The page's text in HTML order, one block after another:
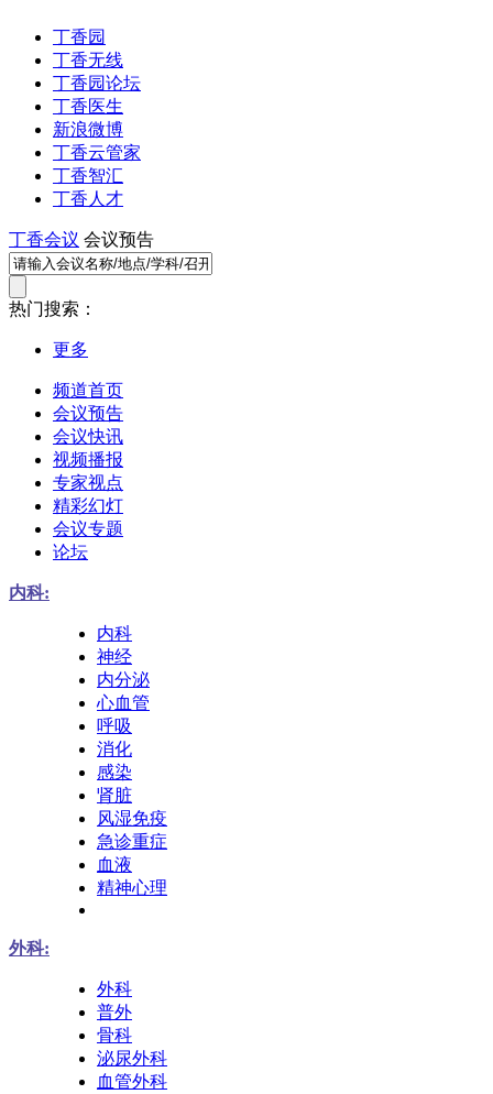
丁香园
丁香无线
丁香园论坛
丁香医生
新浪微博
丁香云管家
丁香智汇
丁香人才
丁香会议 会议预告
热门搜索：
更多
频道首页
会议预告
会议快讯
视频播报
专家视点
精彩幻灯
会议专题
论坛
内科:
内科
神经
内分泌
心血管
呼吸
消化
感染
肾脏
风湿免疫
急诊重症
血液
精神心理
外科:
外科
普外
骨科
泌尿外科
血管外科